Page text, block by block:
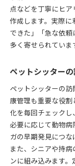
点などを丁寧にヒ
作成します。実際
できた」「急な依
多く寄せられていま
ペットシッター
ペットシッターの
康管理も重要な役
化を毎回チェックし
必要に応じて動物
ガの早期発見につな
また、シニアや持
ンに組み込みます